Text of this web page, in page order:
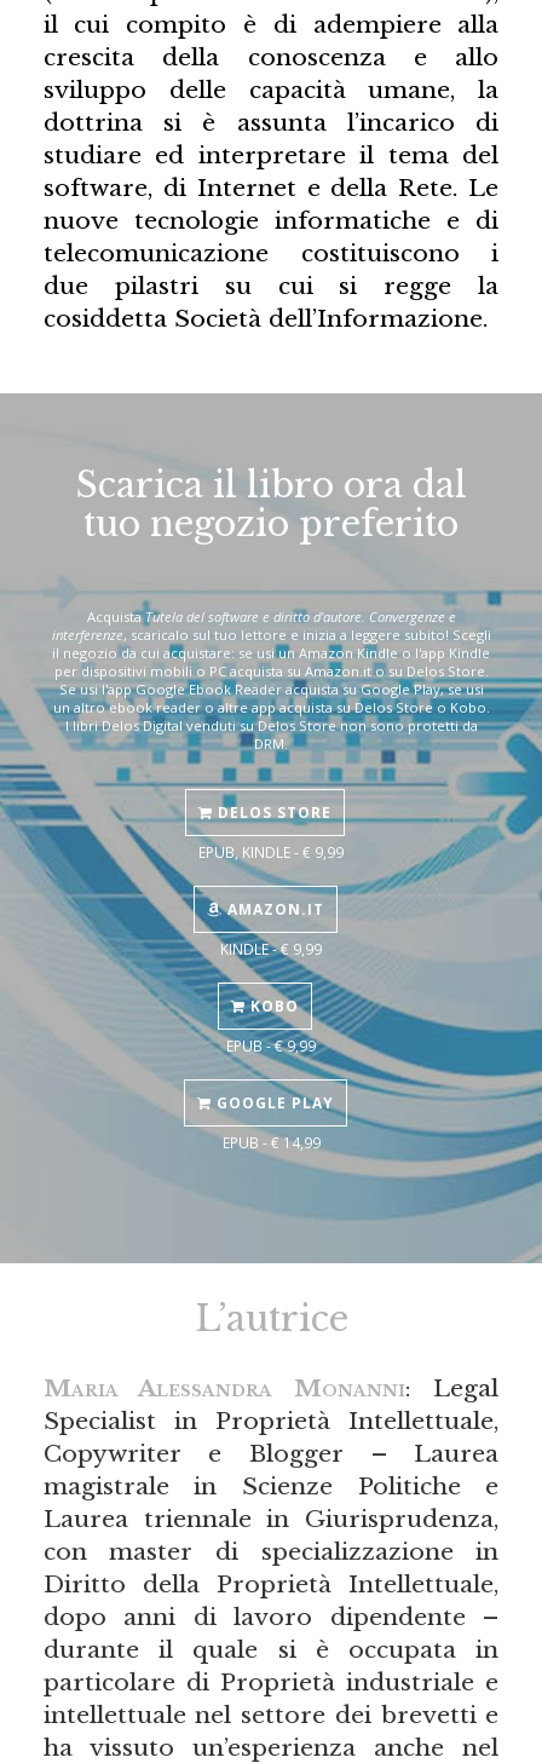
il cui compito è di adempiere alla
crescita della conoscenza e allo
sviluppo delle capacità umane, la
dottrina si è assunta l’incarico di
studiare ed interpretare il tema del
software, di Internet e della Rete. Le
nuove tecnologie informatiche e di
telecomunicazione costituiscono i
due pilastri su cui si regge la
cosiddetta Società dell’Informazione.
Scarica il libro ora dal
tuo negozio preferito
AcquistaTutela del software e diritto d'autore. Convergenze e
interferenze, scaricalo sul tuo lettore e inizia a leggere subito! Scegli
il negozio da cui acquistare: se usi un Amazon Kindle o l'app Kindle
per dispositivi mobili o PC acquista su Amazon.it o su Delos Store.
Se usi l'app Google Ebook Reader acquista su Google Play, se usi
un altro ebook reader o altre app acquista su Delos Store o Kobo.
I libri Delos Digital venduti su Delos Store non sono protetti da
DRM.
DELOS STORE
EPUB, KINDLE - € 9,99
AMAZON.IT
KINDLE - € 9,99
KOBO
EPUB - € 9,99
GOOGLE PLAY
EPUB - € 14,99
L’autrice
Maria Alessandra Monanni: Legal
Specialist in Proprietà Intellettuale,
Copywriter e Blogger – Laurea
magistrale in Scienze Politiche e
Laurea triennale in Giurisprudenza,
con master di specializzazione in
Diritto della Proprietà Intellettuale,
dopo anni di lavoro dipendente –
durante il quale si è occupata in
particolare di Proprietà industriale e
intellettuale nel settore dei brevetti e
ha vissuto un’esperienza anche nel